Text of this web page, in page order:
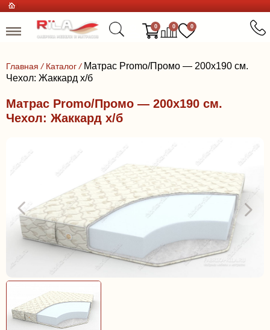
0 0 0
Главная / Каталог / Матрас Promo/Промо — 200x190 см.
Чехол: Жаккард х/б
Матрас Promo/Промо — 200x190 см.
Чехол: Жаккард х/б